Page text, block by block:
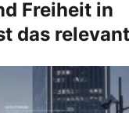
Freiheit in
das